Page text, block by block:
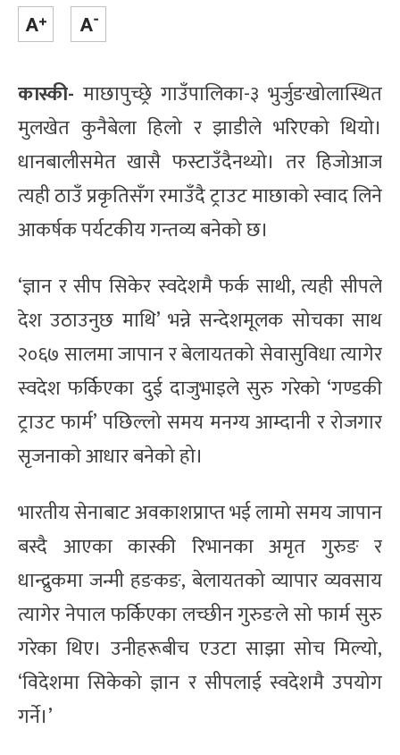
कास्की- माछापुच्छ्रे गाउँपालिका-३ भुर्जुङखोलास्थित
मुलखेत कुनैबेला हिलो र झाडीले भरिएको थियो।
धानबालीसमेत खासै फस्टाउँदैनथ्यो। तर हिजोआज
त्यही ठाउँ प्रकृतिसँग रमाउँदै ट्राउट माछाको स्वाद लिने
आकर्षक पर्यटकीय गन्तव्य बनेको छ।
‘ज्ञान र सीप सिकेर स्वदेशमै फर्क साथी, त्यही सीपले
देश उठाउनुछ माथि’ भन्ने सन्देशमूलक सोचका साथ
२०६७ सालमा जापान र बेलायतको सेवासुविधा त्यागेर
स्वदेश फर्किएका दुई दाजुभाइले सुरु गरेको ‘गण्डकी
ट्राउट फार्म’ पछिल्लो समय मनग्य आम्दानी र रोजगार
सृजनाको आधार बनेको हो।
भारतीय सेनाबाट अवकाशप्राप्त भई लामो समय जापान
बस्दै आएका कास्की रिभानका अमृत गुरुङ र
धान्द्रुकमा जन्मी हङकङ, बेलायतको व्यापार व्यवसाय
त्यागेर नेपाल फर्किएका लच्छीन गुरुङले सो फार्म सुरु
गरेका थिए। उनीहरूबीच एउटा साझा सोच मिल्यो,
‘विदेशमा सिकेको ज्ञान र सीपलाई स्वदेशमै उपयोग
गर्ने।’